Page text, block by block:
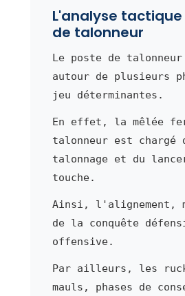
L'analyse
de talonneur
Le poste de
autour de plusieurs
jeu déterminantes.
En effet, la mêlée
talonneur est chargé
talonnage et du
touche.
Ainsi, l'alignement,
de la conquête
offensive.
Par ailleurs, les
mauls, phases de